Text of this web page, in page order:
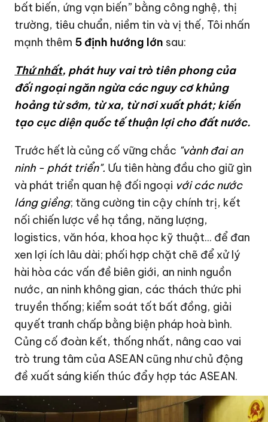
bất biến, ứng vạn biến” bằng công nghệ, thị
trường, tiêu chuẩn, niềm tin và vị thế, Tôi nhấn
mạnh thêm 5 định hướng lớn sau:
Thứ nhất, phát huy vai trò tiên phong của
đối ngoại ngăn ngừa các nguy cơ khủng
hoảng từ sớm, từ xa, từ nơi xuất phát; kiến
tạo cục diện quốc tế thuận lợi cho đất nước.
Trước hết là củng cố vững chắc "vành đai an
ninh - phát triển". Ưu tiên hàng đầu cho giữ gìn
và phát triển quan hệ đối ngoại với các nước
láng giềng; tăng cường tin cậy chính trị, kết
nối chiến lược về hạ tầng, năng lượng,
logistics, văn hóa, khoa học kỹ thuật... để đan
xen lợi ích lâu dài; phối hợp chặt chẽ để xử lý
hài hòa các vấn đề biên giới, an ninh nguồn
nước, an ninh không gian, các thách thức phi
truyền thống; kiểm soát tốt bất đồng, giải
quyết tranh chấp bằng biện pháp hoà bình.
Củng cố đoàn kết, thống nhất, nâng cao vai
trò trung tâm của ASEAN cũng như chủ động
đề xuất sáng kiến thúc đẩy hợp tác ASEAN.